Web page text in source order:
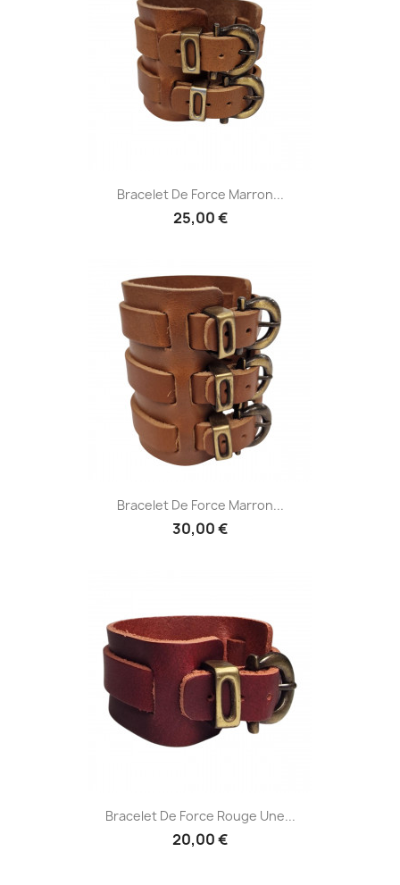
Bracelet De Force Marron...
25,00 €
Bracelet De Force Marron...
30,00 €
Bracelet De Force Rouge Une...
20,00 €